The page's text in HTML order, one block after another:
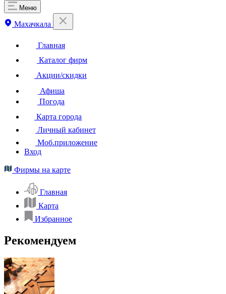
Меню
Махачкала
Главная
Каталог фирм
Акции/скидки
Афиша
Погода
Карта города
Личный кабинет
Моб.приложение
Вход
Фирмы на карте
Главная
Карта
Избранное
Рекомендуем